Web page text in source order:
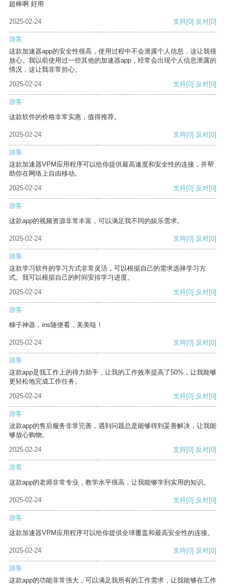
超棒啊 好用
2025-02-24 支持[0] 反对[0]
游客
这款加速器app的安全性很高，使用过程中不会泄露个人信息，这让我很
放心。我以前使用过一些其他的加速器app，经常会出现个人信息泄露的
情况，这让我非常担心。
2025-02-24
支持[0] 反对[0]
游客
这款软件的价格非常实惠，值得推荐。
2025-02-24 支持[0] 反对[0]
游客
这款加速器VPM应用程序可以给你提供最高速度和安全性的连接，并帮
助你在网络上自由移动。
2025-02-24
支持[0] 反对[0]
游客
这款app的视频资源非常丰富，可以满足我不同的娱乐需求。
2025-02-24 支持[0] 反对[0]
游客
这款学习软件的学习方式非常灵活，可以根据自己的需求选择学习方
式。我可以根据自己的时间安排学习进度。
2025-02-24
支持[0] 反对[0]
游客
梯子神器，ins随便看，美美哒！
2025-02-24 支持[0] 反对[0]
游客
这款app是我工作上的得力助手，让我的工作效率提高了50%，让我能够
更轻松地完成工作任务。
2025-02-24
支持[0] 反对[0]
游客
这款app的售后服务非常完善，遇到问题总是能够得到妥善解决，让我能
够放心购物。
2025-02-24
支持[0] 反对[0]
游客
这款app的老师非常专业，教学水平很高，让我能够学到实用的知识。
2025-02-24 支持[0] 反对[0]
游客
这款加速器VPM应用程序可以给你提供全球覆盖和最高安全性的连接。
2025-02-24 支持[0] 反对[0]
游客
这款app的功能非常强大，可以满足我所有的工作需求，让我能够在工作